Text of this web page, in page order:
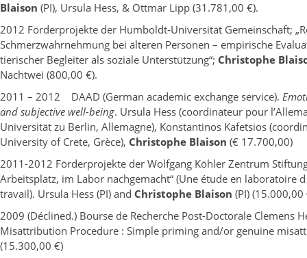
Blaison (PI), Ursula Hess, & Ottmar Lipp (31.781,00 €).
2012 Förderprojekte der Humboldt-Universität Gemeinschaft;
Schmerzwahrnehmung bei älteren Personen – empirische
tierischer Begleiter als soziale Unterstützung“; Christophe
Nachtwei (800,00 €).
2011 – 2012 DAAD (German academic exchange service).
and subjective well-being. Ursula Hess (coordinateur pour
Universität zu Berlin, Allemagne), Konstantinos Kafetsios
University of Crete, Grèce), Christophe Blaison (€ 17.700,00)
2011-2012 Förderprojekte der Wolfgang Köhler Zentrum
Arbeitsplatz, im Labor nachgemacht“ (Une étude en laboratoire
travail). Ursula Hess (PI) and Christophe Blaison (PI) (15.000,00
2009 (Déclined.) Bourse de Recherche Post-Doctorale Clemens
Misattribution Procedure : Simple priming and/or genuine
(15.300,00 €)